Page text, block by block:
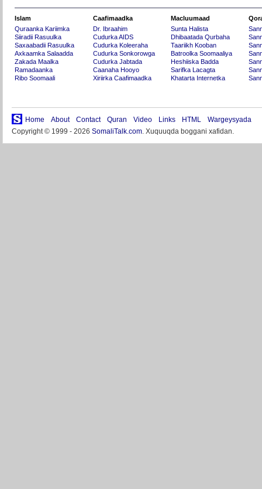
Islam
Quraanka Kariimka
Siiradii Rasuulka
Saxaabadii Rasuulka
Axkaamka Salaadda
Zakada Maalka
Ramadaanka
Ribo Soomaali
Caafimaadka
Dr. Ibraahim
Cudurka AIDS
Cudurka Koleeraha
Cudurka Sonkorowga
Cudurka Jabtada
Caanaha Hooyo
Xiriirka Caafimaadka
Macluumaad
Sunta Halista
Dhibaatada Qurbaha
Taariikh Kooban
Batroolka Soomaaliya
Heshiiska Badda
Sarifka Lacagta
Khatarta Internetka
Home About Contact Quran Video Links HTML
Wargeysyada
Copyright © 1999 - 2026 SomaliTalk.com. Xuquuqda boggani xafidan.